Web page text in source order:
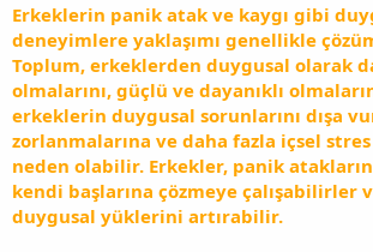
Erkeklerin panik atak ve kaygı gibi
deneyimlere yaklaşımı genellikle
Toplum, erkeklerden duygusal olarak
olmalarını, güçlü ve dayanıklı
erkeklerin duygusal sorunlarını dışa
zorlanmalarına ve daha fazla içsel
neden olabilir. Erkekler, panik
kendi başlarına çözmeye çalışabilirler
duygusal yüklerini artırabilir.